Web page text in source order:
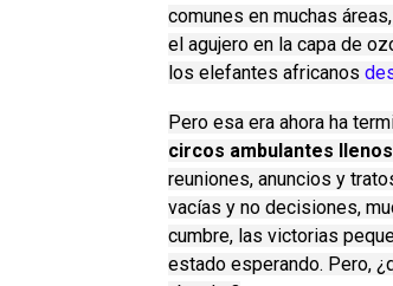
comunes en muchas
el agujero en la capa de
los elefantes africanos
Pero esa era ahora ha
circos ambulantes
reuniones, anuncios y
vacías y no decisiones,
cumbre, las victorias
estado esperando. Pero,